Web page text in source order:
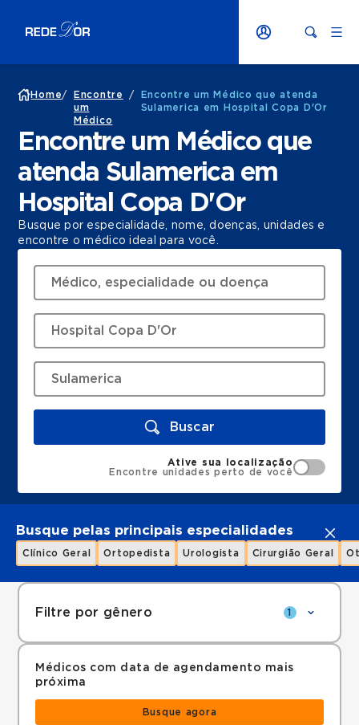
Home/
Encontre
um
Médico
/
Encontre um Médico que atenda
Sulamerica em Hospital Copa D'Or
Encontre um Médico que
atenda Sulamerica em
Hospital Copa D'Or
Busque por especialidade, nome, doenças, unidades e
encontre o médico ideal para você.
Buscar
Ative sua localização
Encontre unidades perto de você
Busque pelas principais especialidades
Clínico Geral Ortopedista Urologista Cirurgião Geral
Filtre por gênero 1
Médicos com data de agendamento mais
próxima
Busque agora